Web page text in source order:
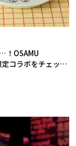
！OSAMU
コラボをチェッ